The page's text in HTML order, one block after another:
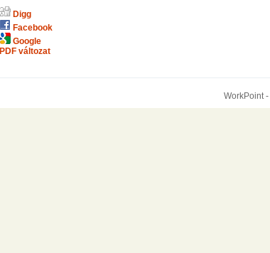
Digg
Facebook
Google
PDF változat
WorkPoint -